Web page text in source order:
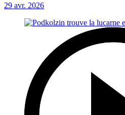
29 avr. 2026